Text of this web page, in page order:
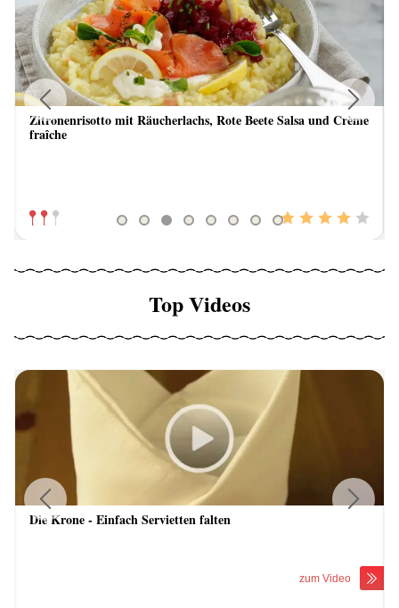
Zitronenrisotto mit Räucherlachs, Rote Beete Salsa und Crème
fraîche Next
Previous
Top Videos
Die Krone - Einfach Servietten falten
zum Video
Previous